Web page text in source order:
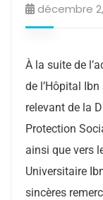
décembre
À la suite de
de l’Hôpital
relevant de la
Protection
ainsi que vers
Universitaire
sincères